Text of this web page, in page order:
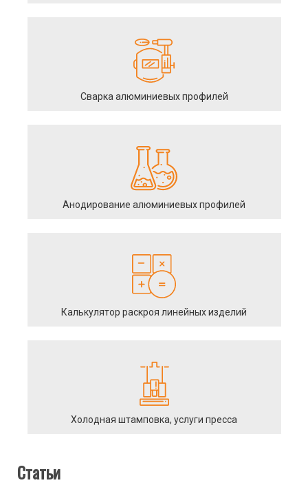
Сварка алюминиевых профилей
Анодирование алюминиевых профилей
Калькулятор раскроя линейных изделий
Холодная штамповка, услуги пресса
Статьи